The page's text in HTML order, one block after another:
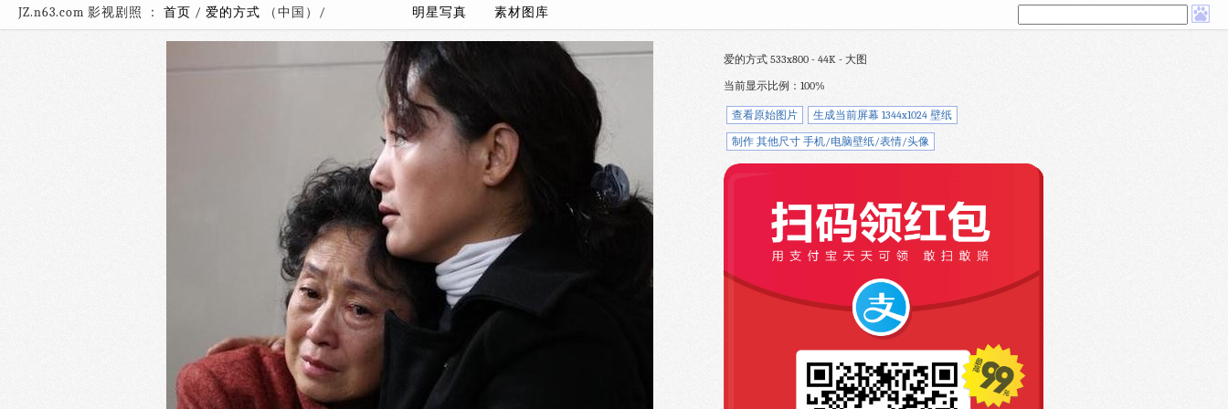
JZ.n63.com 影视剧照 ： 首页 / 爱的方式 （中国）/ 明星写真 素材图库
爱的方式 533x800 - 44K - 大图
当前显示比例：100%
查看原始图片 生成当前屏幕 1344x1024 壁纸
制作 其他尺寸 手机/电脑壁纸/表情/头像